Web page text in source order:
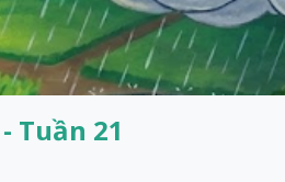
Tuần 21